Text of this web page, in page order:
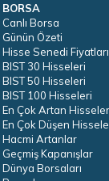
BORSA
Canlı Borsa
Günün Özeti
Hisse Senedi Fiyatları
BIST 30 Hisseleri
BIST 50 Hisseleri
BIST 100 Hisseleri
En Çok Artan Hisseler
En Çok Düşen
Hacmi Artanlar
Geçmiş Kapanışlar
Dünya Borsaları